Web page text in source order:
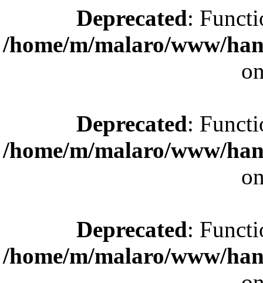
Deprecated:
/home/m/malaro/www/
Deprecated:
/home/m/malaro/www/
Deprecated:
/home/m/malaro/www/